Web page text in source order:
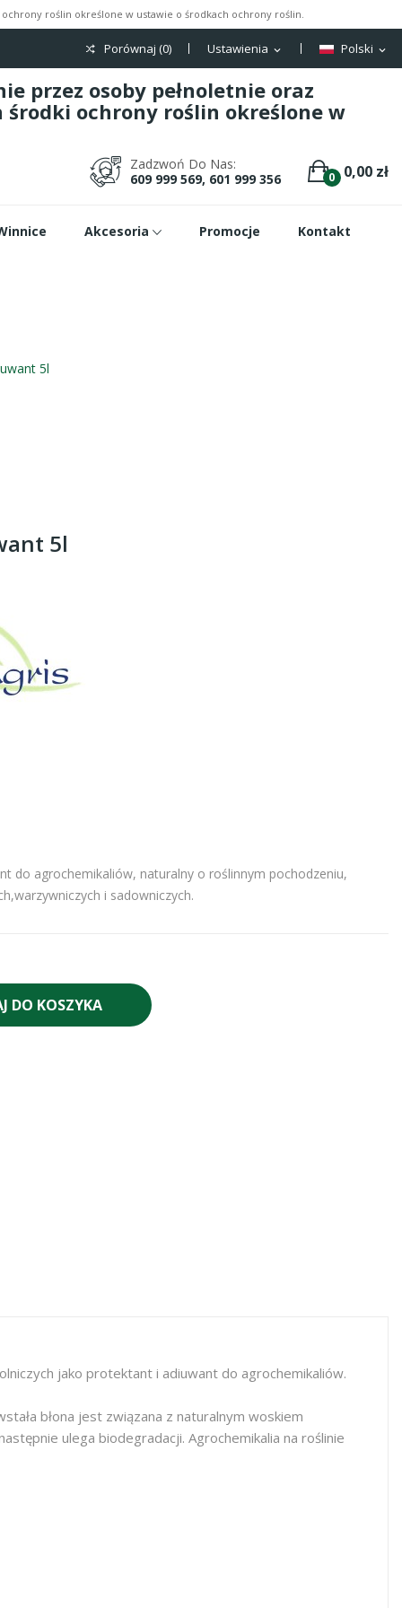
roślin określone w ustawie o środkach ochrony roślin.
Polski expand_more
Ustawienia expand_more
Porównaj (0)
przez osoby pełnoletnie oraz
ochrony roślin określone w
0 0,00 zł
Zadzwoń Do Nas:
609 999 569, 601 999 356
Akcesoria Promocje Kontakt
5l
5l
do agrochemikaliów, naturalny o roślinnym pochodzeniu,
i sadowniczych.
DO KOSZYKA
jako protektant i adiuwant do agrochemikaliów.
błona jest związana z naturalnym woskiem
ulega biodegradacji. Agrochemikalia na roślinie